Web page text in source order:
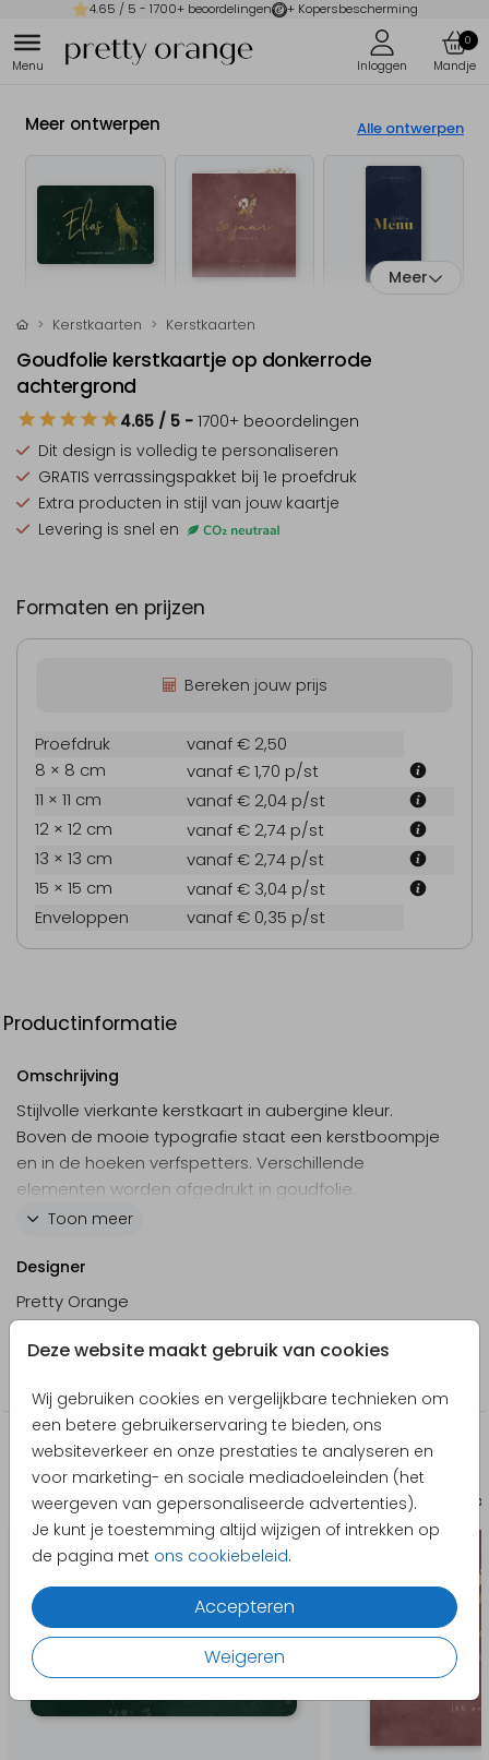
4.65 / 5 - 1700+ beoordelingen + Kopersbescherming
0
Deze website maakt gebruik van cookies
Wij gebruiken cookies en vergelijkbare technieken om
een betere gebruikerservaring te bieden, ons
websiteverkeer en onze prestaties te analyseren en
voor marketing- en sociale mediadoeleinden (het
weergeven van gepersonaliseerde advertenties).
Je kunt je toestemming altijd wijzigen of intrekken op
de pagina met ons cookiebeleid.
Accepteren
Weigeren
Meer ontwerpen Alle ontwerpen
Meer
Kerstkaarten Kerstkaarten
Goudfolie kerstkaartje op donkerrode
achtergrond
4.65 / 5 - 1700+ beoordelingen
Dit design is volledig te personaliseren
GRATIS verrassingspakket bij 1e proefdruk
Extra producten in stijl van jouw kaartje
Levering is snel en
Formaten en prijzen
Bereken jouw prijs
Proefdruk
vanaf € 2,50
8 × 8 cm
vanaf € 1,70 p/st
11 × 11 cm
vanaf € 2,04 p/st
12 × 12 cm
vanaf € 2,74 p/st
13 × 13 cm
vanaf € 2,74 p/st
15 × 15 cm
vanaf € 3,04 p/st
Enveloppen
vanaf € 0,35 p/st
Productinformatie
Omschrijving
Stijlvolle vierkante kerstkaart in aubergine kleur.
Boven de mooie typografie staat een kerstboompje
en in de hoeken verfspetters. Verschillende
elementen worden afgedrukt in goudfolie.
Personaliseer dit kaartje in de online editor.
Toon meer
Designer
Pretty Orange
Collectie
Producten die hierop lijken
Geboortekaartje